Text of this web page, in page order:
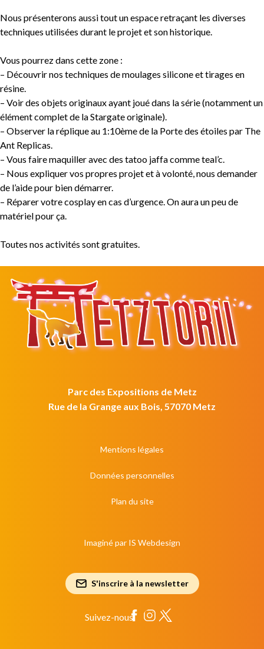
Nous présenterons aussi tout un espace retraçant les diverses
techniques utilisées durant le projet et son historique.
Vous pourrez dans cette zone :
– Découvrir nos techniques de moulages silicone et tirages en
résine.
– Voir des objets originaux ayant joué dans la série (notamment un
élément complet de la Stargate originale).
– Observer la réplique au 1:10ème de la Porte des étoiles par The
Ant Replicas.
– Vous faire maquiller avec des tatoo jaffa comme teal’c.
– Nous expliquer vos propres projet et à volonté, nous demander
de l’aide pour bien démarrer.
– Réparer votre cosplay en cas d’urgence. On aura un peu de
matériel pour ça.
Toutes nos activités sont gratuites.
Parc des Expositions de Metz
Rue de la Grange aux Bois, 57070 Metz
Mentions légales
Données personnelles
Plan du site
Imaginé par IS Webdesign
S'inscrire à la newsletter
Suivez-nous